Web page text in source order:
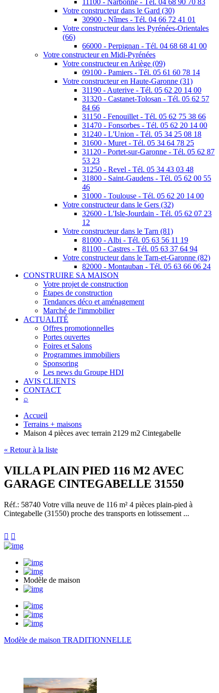
11100 - Narbonne - Tél. 04 68 90 70 83
Votre constructeur dans le Gard (30)
30900 - Nîmes - Tél. 04 66 72 41 01
Votre constructeur dans les Pyrénées-Orientales
(66)
66000 - Perpignan - Tél. 04 68 68 41 00
Votre constructeur en Midi-Pyrénées
Votre constructeur en Ariège (09)
09100 - Pamiers - Tél. 05 61 60 78 14
Votre constructeur en Haute-Garonne (31)
31190 - Auterive - Tél. 05 62 20 14 00
31320 - Castanet-Tolosan - Tél. 05 62 57
84 66
31150 - Fenouillet - Tél. 05 62 75 38 66
31470 - Fonsorbes - Tél. 05 62 20 14 00
31240 - L'Union - Tél. 05 34 25 08 18
31600 - Muret - Tél. 05 34 64 78 25
31120 - Portet-sur-Garonne - Tél. 05 62 87
53 23
31250 - Revel - Tél. 05 34 43 03 48
31800 - Saint-Gaudens - Tél. 05 62 00 55
46
31000 - Toulouse - Tél. 05 62 20 14 00
Votre constructeur dans le Gers (32)
32600 - L'Isle-Jourdain - Tél. 05 62 07 23
12
Votre constructeur dans le Tarn (81)
81000 - Albi - Tél. 05 63 56 11 19
81100 - Castres - Tél. 05 63 37 64 94
Votre constructeur dans le Tarn-et-Garonne (82)
82000 - Montauban - Tél. 05 63 66 06 24
CONSTRUIRE SA MAISON
Votre projet de construction
Étapes de construction
Tendances déco et aménagement
Marché de l'immobilier
ACTUALITÉ
Offres promotionnelles
Portes ouvertes
Foires et Salons
Programmes immobiliers
Sponsoring
Les news du Groupe HDI
AVIS CLIENTS
CONTACT
⌕
Accueil
Terrains + maisons
Maison 4 pièces avec terrain 2129 m2 Cintegabelle
« Retour à la liste
VILLA PLAIN PIED 116 M2 AVEC
GARAGE CINTEGABELLE 31550
Réf.: 58740 Votre villa neuve de 116 m² 4 pièces plain-pied à
Cintegabelle (31550) proche des transports en lotissement ...
 
Modèle de maison
Modèle de maison TRADITIONNELLE